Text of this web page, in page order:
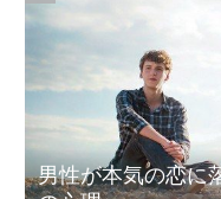
男性が本気の恋に